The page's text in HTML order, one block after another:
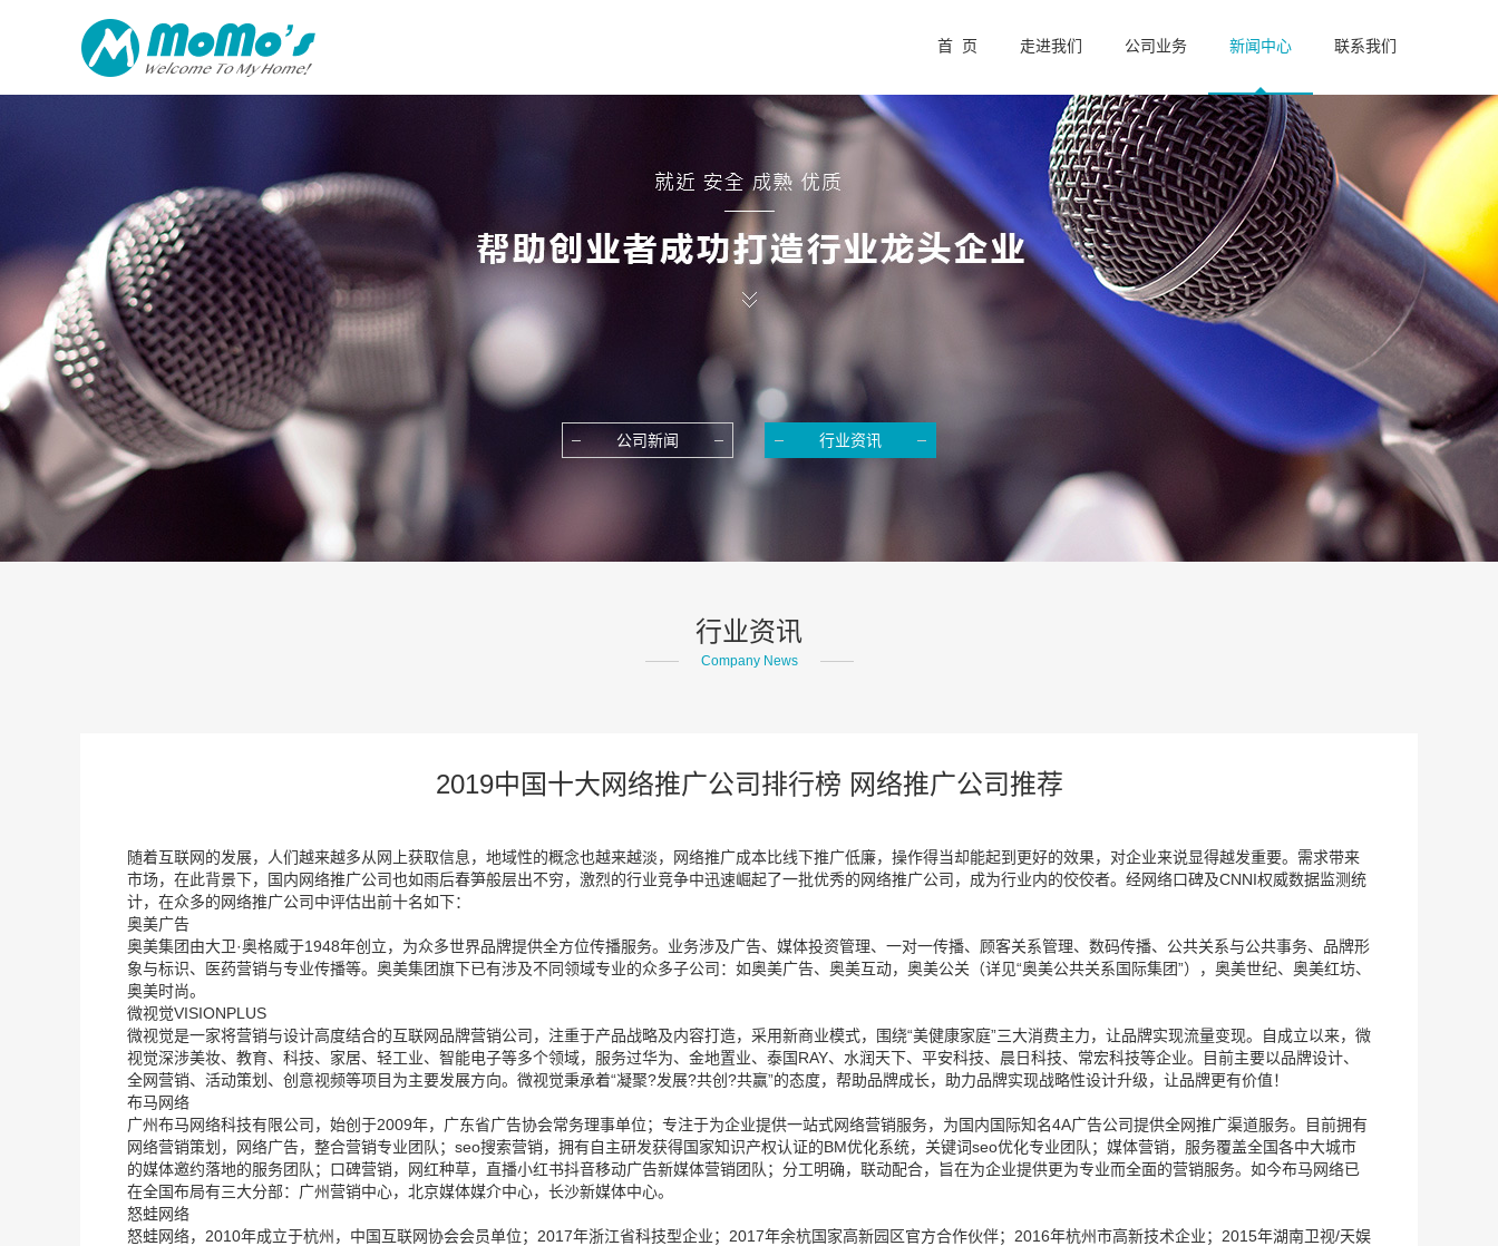
首 页 走进我们 公司业务 新闻中心 联系我们
公司新闻 行业资讯
行业资讯
Company News
2019中国十大网络推广公司排行榜 网络推广公司推荐
随着互联网的发展，人们越来越多从网上获取信息，地域性的概念也越来越淡，网络推广成本比线下推广低廉，操作得当却能起到更好的效果，对企业来说显得越发重要。需求带来
市场，在此背景下，国内网络推广公司也如雨后春笋般层出不穷，激烈的行业竞争中迅速崛起了一批优秀的网络推广公司，成为行业内的佼佼者。经网络口碑及CNNI权威数据监测统
计，在众多的网络推广公司中评估出前十名如下：
奥美广告
奥美集团由大卫·奥格威于1948年创立，为众多世界品牌提供全方位传播服务。业务涉及广告、媒体投资管理、一对一传播、顾客关系管理、数码传播、公共关系与公共事务、品牌形
象与标识、医药营销与专业传播等。奥美集团旗下已有涉及不同领域专业的众多子公司：如奥美广告、奥美互动，奥美公关（详见“奥美公共关系国际集团”），奥美世纪、奥美红坊、
奥美时尚。
微视觉VISIONPLUS
微视觉是一家将营销与设计高度结合的互联网品牌营销公司，注重于产品战略及内容打造，采用新商业模式，围绕“美健康家庭”三大消费主力，让品牌实现流量变现。自成立以来，微
视觉深涉美妆、教育、科技、家居、轻工业、智能电子等多个领域，服务过华为、金地置业、泰国RAY、水润天下、平安科技、晨日科技、常宏科技等企业。目前主要以品牌设计、
全网营销、活动策划、创意视频等项目为主要发展方向。微视觉秉承着“凝聚?发展?共创?共赢”的态度，帮助品牌成长，助力品牌实现战略性设计升级，让品牌更有价值！
布马网络
广州布马网络科技有限公司，始创于2009年，广东省广告协会常务理事单位；专注于为企业提供一站式网络营销服务，为国内国际知名4A广告公司提供全网推广渠道服务。目前拥有
网络营销策划，网络广告，整合营销专业团队；seo搜索营销，拥有自主研发获得国家知识产权认证的BM优化系统，关键词seo优化专业团队；媒体营销，服务覆盖全国各中大城市
的媒体邀约落地的服务团队；口碑营销，网红种草，直播小红书抖音移动广告新媒体营销团队；分工明确，联动配合，旨在为企业提供更为专业而全面的营销服务。如今布马网络已
在全国布局有三大分部：广州营销中心，北京媒体媒介中心，长沙新媒体中心。
怒蛙网络
怒蛙网络，2010年成立于杭州，中国互联网协会会员单位；2017年浙江省科技型企业；2017年余杭国家高新园区官方合作伙伴；2016年杭州市高新技术企业；2015年湖南卫视/天娱